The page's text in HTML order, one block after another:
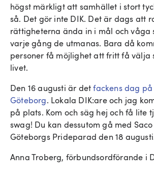
högst märkligt att samhället i stort
så. Det gör inte DIK. Det är dags att
rättigheterna ända in i mål och våga
varje gång de utmanas. Bara då
personer få möjlighet att fritt få välja
livet.
Den 16 augusti är detfackens dag på
Göteborg. Lokala DIK:are och jag
på plats. Kom och säg hej och få lite
swag! Du kan dessutom gå med Saco
Göteborgs Prideparad den 18
Anna Troberg, förbundsordförande i